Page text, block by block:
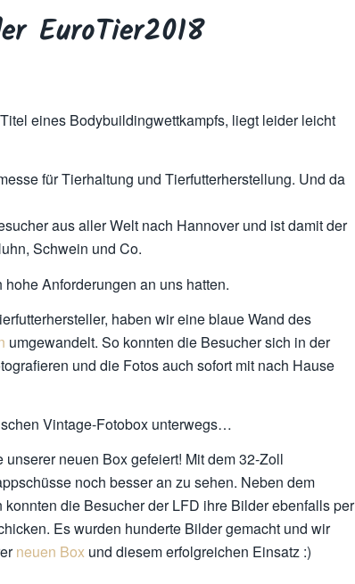
EuroTier2018
eines Bodybuildingwettkampfs, liegt leider leicht
für Tierhaltung und Tierfutterherstellung. Und da
aus aller Welt nach Hannover und ist damit der
Schwein und Co.
Anforderungen an uns hatten.
haben wir eine blaue Wand des
umgewandelt. So konnten die Besucher sich in der
und die Fotos auch sofort mit nach Hause
Vintage-Fotobox unterwegs…
neuen Box gefeiert! Mit dem 32-Zoll
noch besser an zu sehen. Neben dem
die Besucher der LFD ihre Bilder ebenfalls per
Es wurden hunderte Bilder gemacht und wir
neuen Box und diesem erfolgreichen Einsatz :)